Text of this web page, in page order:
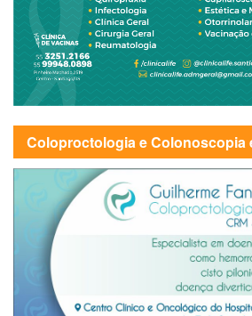
Coloproctologia e Colonoscopia